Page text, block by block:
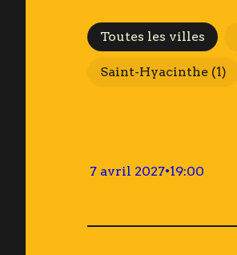
Villes
Toutes les villes
Saint-Hyacinthe (1)
7 avril 2027•19:00